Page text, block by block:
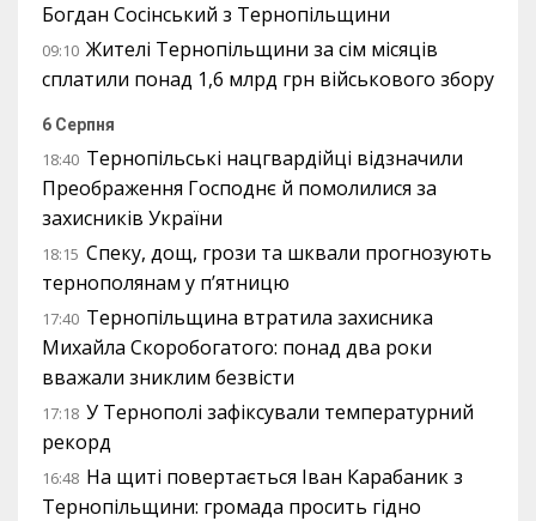
Богдан Сосінський з Тернопільщини
09:10 Жителі Тернопільщини за сім місяців
сплатили понад 1,6 млрд грн військового збору
6 Серпня
18:40 Тернопільські нацгвардійці відзначили
Преображення Господнє й помолилися за
захисників України
18:15 Спеку, дощ, грози та шквали прогнозують
тернополянам у п’ятницю
17:40 Тернопільщина втратила захисника
Михайла Скоробогатого: понад два роки
вважали зниклим безвісти
17:18 У Тернополі зафіксували температурний
рекорд
16:48 На щиті повертається Іван Карабаник з
Тернопільщини: громада просить гідно